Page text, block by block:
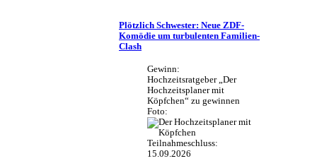
Plötzlich Schwester: Neue ZDF-
Komödie um turbulenten Familien-
Clash
Gewinn:
Hochzeitsratgeber „Der
Hochzeitsplaner mit
Köpfchen“ zu gewinnen
Foto:
Teilnahmeschluss:
15.09.2026